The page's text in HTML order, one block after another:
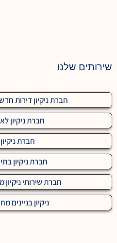
שירותים שלנו
חברת ניקיון דירות
חברת ניקיון
חברת
חברת ניקיון
חברת שירותי ניקיון
ניקיון בניינים